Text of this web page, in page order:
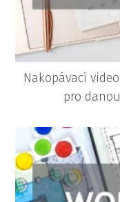
Nakopávací
pro